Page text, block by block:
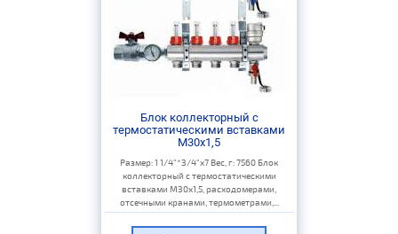
Блок коллекторный с
термостатическими вставками
M30x1,5
Размер: 1 1/4"*3/4"х7 Вес, г: 7560 Блок
коллекторный с термостатическими
вставками M30x1,5, расходомерами,
отсечными кранами, термометрами,...